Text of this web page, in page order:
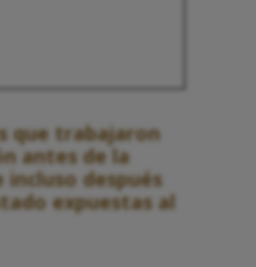
que trabajaron
antes de la
incluso después
expuestas al